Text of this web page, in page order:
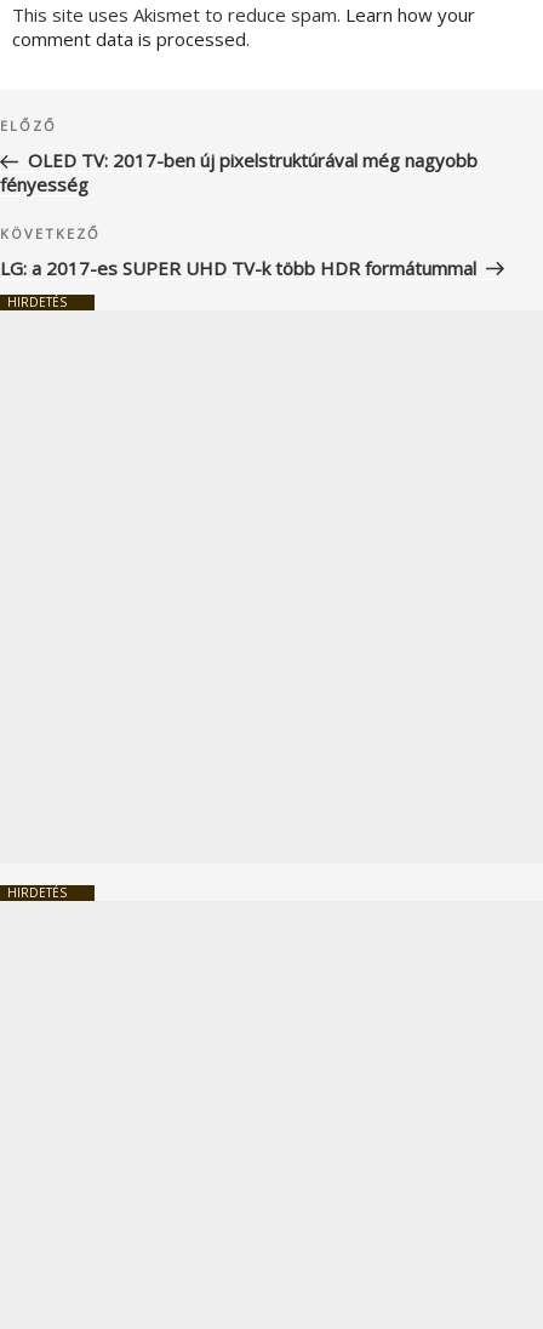
This site uses Akismet to reduce spam. Learn how your
comment data is processed.
navigáció
Korábbi
bejegyzés
ELŐZŐ
OLED TV: 2017-ben új pixelstruktúrával még nagyobb
fényesség
Következő
bejegyzés
KÖVETKEZŐ
LG: a 2017-es SUPER UHD TV-k több HDR formátummal
HIRDETÉS
HIRDETÉS